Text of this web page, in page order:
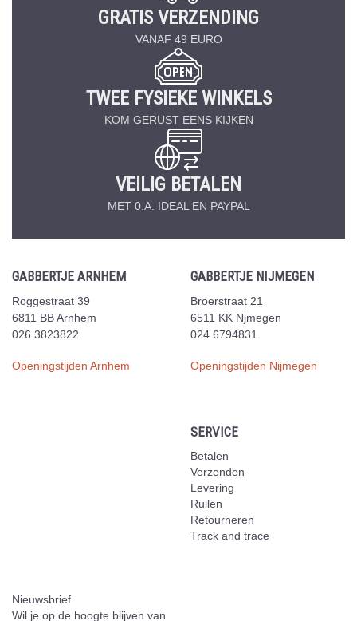
GRATIS VERZENDING
VANAF 49 EURO
TWEE FYSIEKE WINKELS
KOM GERUST EENS KIJKEN
VEILIG BETALEN
MET 0.A. IDEAL EN PAYPAL
GABBERTJE ARNHEM
Roggestraat 39
6811 BB Arnhem
026 3823822
Openingstijden Arnhem
GABBERTJE NIJMEGEN
Broerstraat 21
6511 KK Njmegen
024 6794831
Openingstijden Nijmegen
SERVICE
Betalen
Verzenden
Levering
Ruilen
Retourneren
Track and trace
Nieuwsbrief
Wil je op de hoogte blijven van